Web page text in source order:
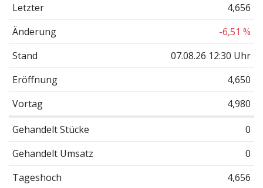
Letzter
4,656
Änderung
-6,51 %
Stand
07.08.26 12:30 Uhr
Eröffnung
4,650
Vortag
4,980
Gehandelt Stücke
0
Gehandelt Umsatz
0
Tageshoch
4,656